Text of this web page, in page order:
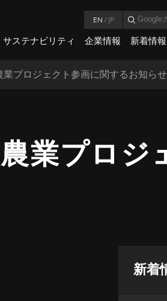
サステナビリティ 企業情報 新着情報
EN / JP
プロジェクト参画に関するお知らせ
業プロジ
新着